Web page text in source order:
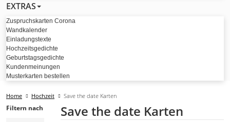
EXTRAS
Zuspruchskarten Corona
Wandkalender
Einladungstexte
Hochzeitsgedichte
Geburtstagsgedichte
Kundenmeinungen
Musterkarten bestellen
Home Hochzeit Save the date Karten
Save the date Karten
Filtern nach